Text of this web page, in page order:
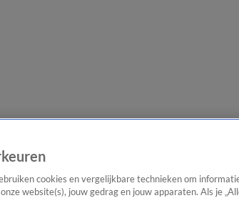
cookies en vergelijkbare technieken om
website(s), jouw gedrag en jouw apparaten. Als je